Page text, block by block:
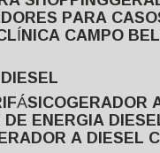
PARA
CAMPO
DE ENERGIA
A DIESEL